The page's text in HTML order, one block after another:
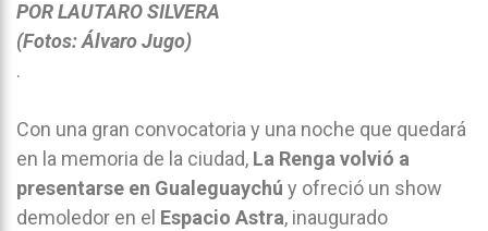
POR LAUTARO SILVERA
(Fotos: Álvaro Jugo)
.
Con una gran convocatoria y una noche que quedará
en la memoria de la ciudad, La Renga volvió a
presentarse en Gualeguaychú y ofreció un show
demoledor en el Espacio Astra, inaugurado